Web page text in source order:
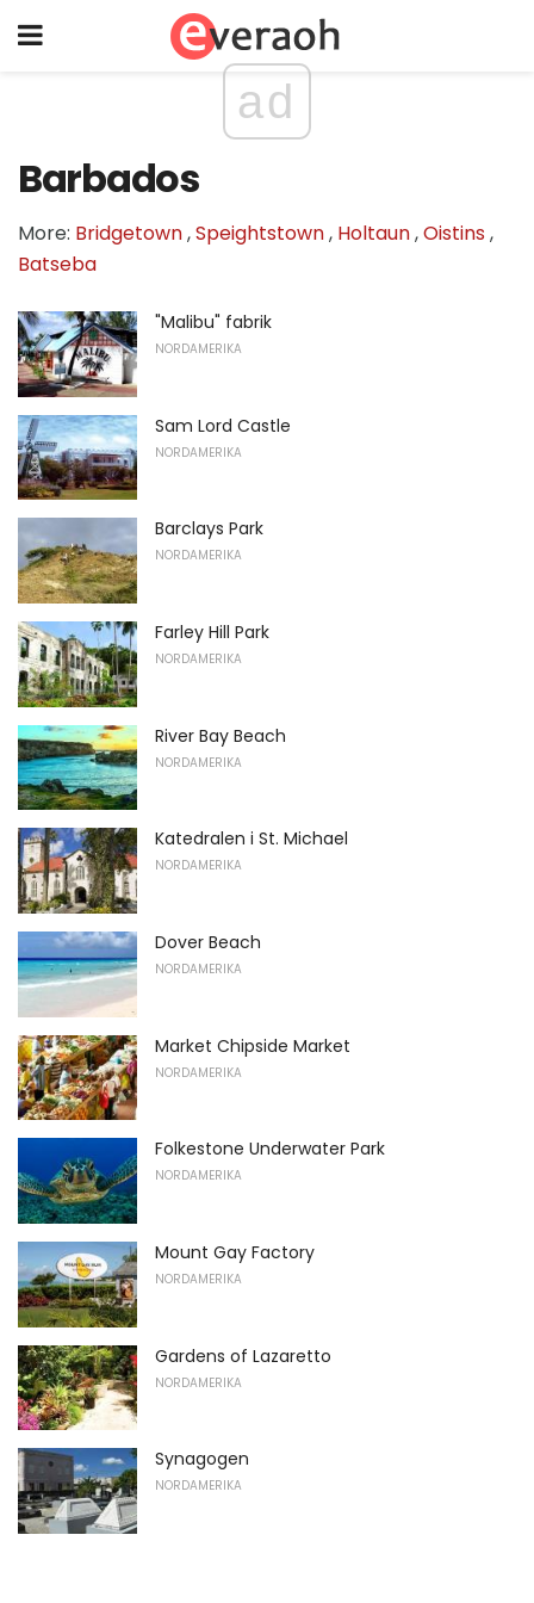
ad
Barbados
More: Bridgetown,Speightstown, Holtaun,Oistins,
Batseba
"Malibu" fabrik
NORDAMERIKA
Sam Lord Castle
NORDAMERIKA
Barclays Park
NORDAMERIKA
Farley Hill Park
NORDAMERIKA
River Bay Beach
NORDAMERIKA
Katedralen i St. Michael
NORDAMERIKA
Dover Beach
NORDAMERIKA
Market Chipside Market
NORDAMERIKA
Folkestone Underwater Park
NORDAMERIKA
Mount Gay Factory
NORDAMERIKA
Gardens of Lazaretto
NORDAMERIKA
Synagogen
NORDAMERIKA